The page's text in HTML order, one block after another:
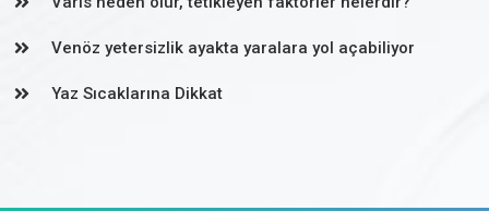
Venöz yetersizlik ayakta yaralara yol açabiliyor
Yaz Sıcaklarına Dikkat